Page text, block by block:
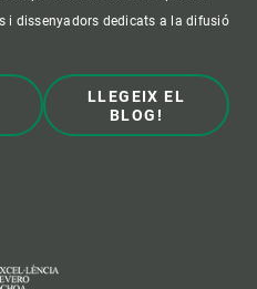
i dissenyadors dedicats a la difusió
LLEGEIX EL
BLOG!